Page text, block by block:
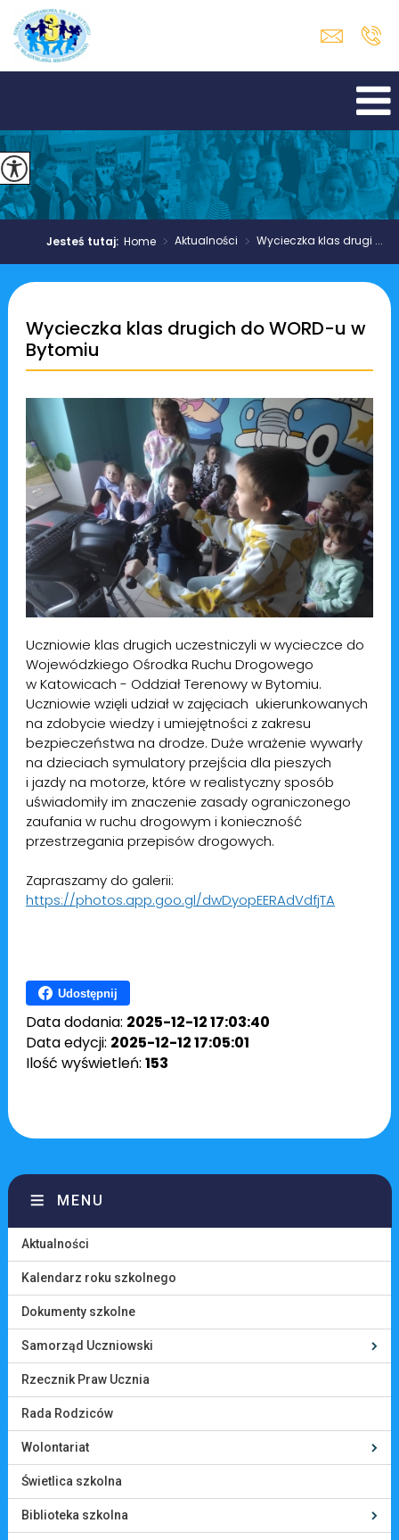
Jesteś tutaj:Home > Aktualności > Wycieczka klas drugi ...
Wycieczka klas drugich do WORD-u w
Bytomiu
Uczniowie klas drugich uczestniczyli w wycieczce do
Wojewódzkiego Ośrodka Ruchu Drogowego
w Katowicach - Oddział Terenowy w Bytomiu.
Uczniowie wzięli udział w zajęciach ukierunkowanych
na zdobycie wiedzy i umiejętności z zakresu
bezpieczeństwa na drodze. Duże wrażenie wywarły
na dzieciach symulatory przejścia dla pieszych
i jazdy na motorze, które w realistyczny sposób
uświadomiły im znaczenie zasady ograniczonego
zaufania w ruchu drogowym i konieczność
przestrzegania przepisów drogowych.
Zapraszamy do galerii:
https://photos.app.goo.gl/dwDyopEERAdVdfjTA
Udostępnij
Data dodania: 2025-12-12 17:03:40
Data edycji: 2025-12-12 17:05:01
Ilość wyświetleń: 153
MENU
Aktualności
Kalendarz roku szkolnego
Dokumenty szkolne
Samorząd Uczniowski
Rzecznik Praw Ucznia
Rada Rodziców
Wolontariat
Świetlica szkolna
Biblioteka szkolna